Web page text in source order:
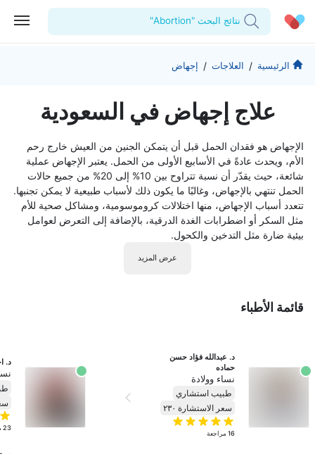
نتائج البحث "Abortion"
الحساب الشخصي
الوصفات الطبية
اختبارات المعمل
المفضلة
تسجيل الخروج
الشركة
المدونة
المقالات الطبية
الرئيسية / العلاجات / إجهاض
علاج إجهاض في السعودية
الإجهاض هو فقدان الحمل قبل أن يتمكن الجنين من العيش خارج رحم
الأم، ويحدث عادةً في الأسابيع الأولى من الحمل. يعتبر الإجهاض عملية
شائعة، حيث يقدّر أن نسبة تتراوح بين 10% إلى 20% من جميع حالات
الحمل تنتهي بالإجهاض، وغالبًا ما يكون ذلك لأسباب طبيعية لا يمكن تجنبها.
تتعدد أسباب الإجهاض، منها اختلالات كروموسومية، ومشاكل صحية للأم
مثل السكر أو اضطرابات الغدة الدرقية، بالإضافة إلى التعرض لعوامل
بيئية ضارة مثل التدخين والكحول.
عرض المزيد
قائمة الأطباء
حماده
نساء وولادة
طبيب استشاري
سعر الاستشارة ٢٣٠
16 مراجعة
د.
23